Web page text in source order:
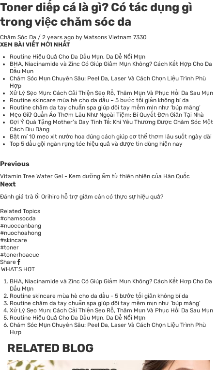
Toner diếp cá là gì? Có tác dụng gì
trong việc chăm sóc da
Chăm Sóc Da / 2 years ago by Watsons Vietnam 7330
XEM BÀI VIẾT MỚI NHẤT
Routine Hiệu Quả Cho Da Dầu Mụn, Da Dễ Nổi Mụn
BHA, Niacinamide và Zinc Có Giúp Giảm Mụn Không? Cách Kết Hợp Cho Da
Dầu Mụn
Chăm Sóc Mụn Chuyên Sâu: Peel Da, Laser Và Cách Chọn Liệu Trình Phù
Hợp
Xử Lý Sẹo Mụn: Cách Cải Thiện Sẹo Rỗ, Thâm Mụn Và Phục Hồi Da Sau Mụn
Routine skincare mùa hè cho da dầu – 5 bước tối giản không bí da
Routine chăm da tay chuẩn spa giúp đôi tay mềm mịn như ‘búp măng’
Mẹo Giữ Quần Áo Thơm Lâu Như Ngoài Tiệm: Bí Quyết Đơn Giản Tại Nhà
Gợi Ý Quà Tặng Mother’s Day Tinh Tế: Khi Yêu Thương Được Chăm Sóc Một
Cách Dịu Dàng
Bật mí 10 mẹo xịt nước hoa đúng cách giúp cơ thể thơm lâu suốt ngày dài
Top 5 dầu gội ngăn rụng tóc hiệu quả và được tin dùng hiện nay
Previous
Vitamin Tree Water Gel - Kem dưỡng ẩm từ thiên nhiên của Hàn Quốc
Next
Đánh giá trà ổi Orihiro hỗ trợ giảm cân có thực sự hiệu quả?
Related Topics
#chamsocda
#nuoccanbang
#nuochoahong
#skincare
#toner
#tonerhoacuc
Share
WHAT’S HOT
BHA, Niacinamide và Zinc Có Giúp Giảm Mụn Không? Cách Kết Hợp Cho Da
Dầu Mụn
Routine skincare mùa hè cho da dầu - 5 bước tối giản không bí da
Routine chăm da tay chuẩn spa giúp đôi tay mềm mịn như ‘búp măng’
Xử Lý Sẹo Mụn: Cách Cải Thiện Sẹo Rỗ, Thâm Mụn Và Phục Hồi Da Sau Mụn
Routine Hiệu Quả Cho Da Dầu Mụn, Da Dễ Nổi Mụn
Chăm Sóc Mụn Chuyên Sâu: Peel Da, Laser Và Cách Chọn Liệu Trình Phù
Hợp
RELATED BLOG